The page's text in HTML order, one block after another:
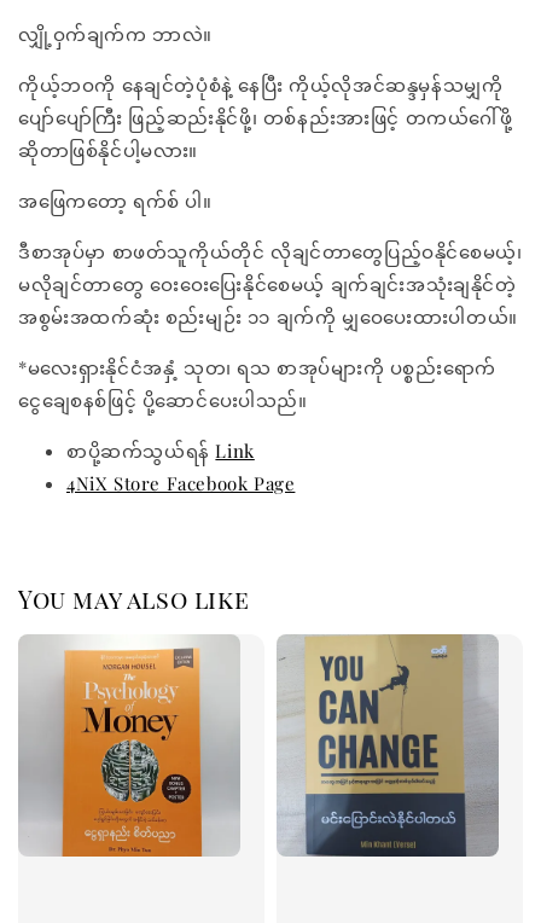
လျှို့ဝှက်ချက်က ဘာလဲ။
ကိုယ့်ဘဝကို နေချင်တဲ့ပုံစံနဲ့ နေပြီး ကိုယ့်လိုအင်ဆန္ဒမှန်သမျှကို
ပျော်ပျော်ကြီး ဖြည့်ဆည်းနိုင်ဖို့၊ တစ်နည်းအားဖြင့် တကယ်ဂေါ်ဖို့
ဆိုတာဖြစ်နိုင်ပါ့မလား။
အဖြေကတော့ ရက်စ် ပါ။
ဒီစာအုပ်မှာ စာဖတ်သူကိုယ်တိုင် လိုချင်တာတွေပြည့်ဝနိုင်စေမယ့်၊
မလိုချင်တာတွေ ဝေးဝေးပြေးနိုင်စေမယ့် ချက်ချင်းအသုံးချနိုင်တဲ့
အစွမ်းအထက်ဆုံး စည်းမျဉ်း ၁၁ ချက်ကို မျှဝေပေးထားပါတယ်။
*မလေးရှားနိုင်ငံအနှံ့ သုတ၊ ရသ စာအုပ်များကို ပစ္စည်းရောက်
ငွေချေစနစ်ဖြင့် ပို့ဆောင်ပေးပါသည်။
စာပို့ဆက်သွယ်ရန်Link
4NiX Store Facebook Page
You may also like